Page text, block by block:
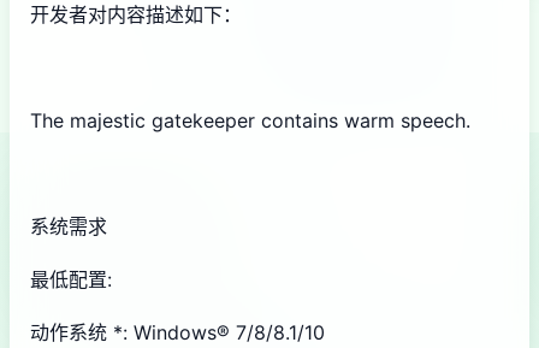
开发者对内容描述如下：
The majestic gatekeeper contains warm speech.
系统需求
最低配置:
动作系统 *: Windows® 7/8/8.1/10